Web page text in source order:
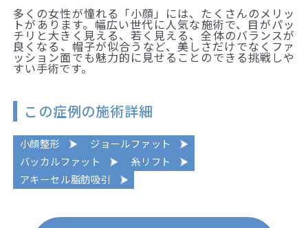
多くの女性が憧れる「小顔」には、たくさんのメリッ
トがあります。幅広い世代に人気な施術で、目がパッ
チリと大きく見える、若く見える、全体のバランスが
良くなる、帽子が似合うなど、美しさだけでなくファ
ッション面でも魅力的に見せることのできる挑戦しや
すい手術です。
この症例の施術詳細
小顔整形
ジョールファット
バッカルファット
糸リフト
アキーセル脂肪吸引